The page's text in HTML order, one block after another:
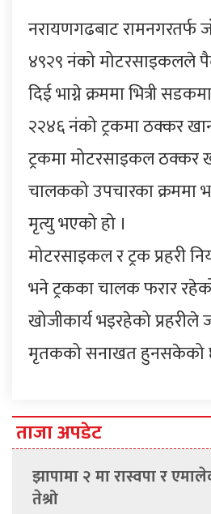
नरायणगढबाट रामनगरतर्फ
४९२९ नंको मोटरसाइकलले
दिई भाग्ने क्रममा भित्री
२२४६ नंको ट्रकमा ठक्कर
ट्रकमा मोटरसाइकल ठक्कर
चालकको उपचारका क्रममा
मृत्यु भएको हो ।
मोटरसाइकल र ट्रक प्रहरी
भने ट्रकका चालक फरार
खोजीकार्य भइरहेको प्रहरीले
मृतकको सनाखत हुनसकेको
ताजा अपडेट
झापामा २ मा रास्वपा र
तेश्रो